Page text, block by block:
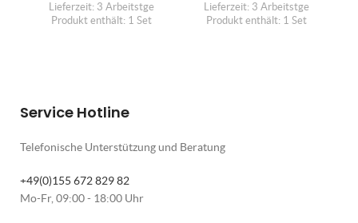
Lieferzeit: 3 Arbeitstge
Produkt enthält: 1 Set
Lieferzeit: 3 Arbeitstge
Produkt enthält: 1 Set
Service Hotline
Telefonische Unterstützung und Beratung
+49(0)155 672 829 82
Mo-Fr, 09:00 - 18:00 Uhr